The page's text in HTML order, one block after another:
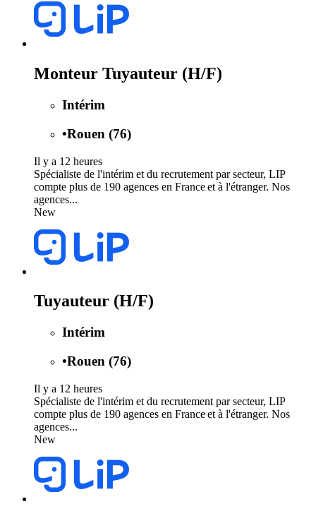
Monteur Tuyauteur (H/F)
Intérim
•Rouen (76)
Il y a 12 heures
Spécialiste de l'intérim et du recrutement par secteur, LIP
compte plus de 190 agences en France et à l'étranger. Nos
agences...
New
Tuyauteur (H/F)
Intérim
•Rouen (76)
Il y a 12 heures
Spécialiste de l'intérim et du recrutement par secteur, LIP
compte plus de 190 agences en France et à l'étranger. Nos
agences...
New